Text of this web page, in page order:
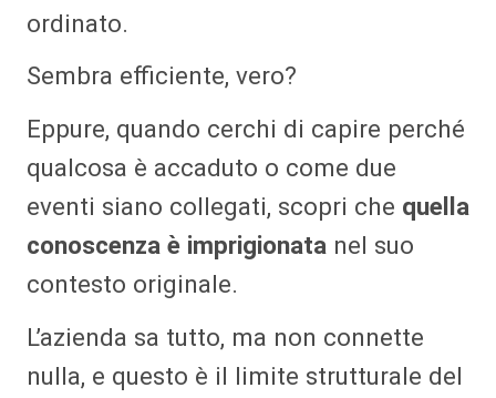
ordinato.
Sembra efficiente, vero?
Eppure, quando cerchi di capire perché
qualcosa è accaduto o come due
eventi siano collegati, scopri che quella
conoscenza è imprigionata nel suo
contesto originale.
L’azienda sa tutto, ma non connette
nulla, e questo è il limite strutturale del